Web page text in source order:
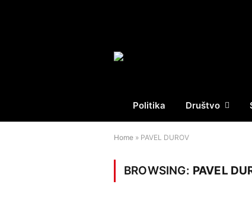
Politika Društvo
Home » PAVEL DUROV
BROWSING: PAVEL